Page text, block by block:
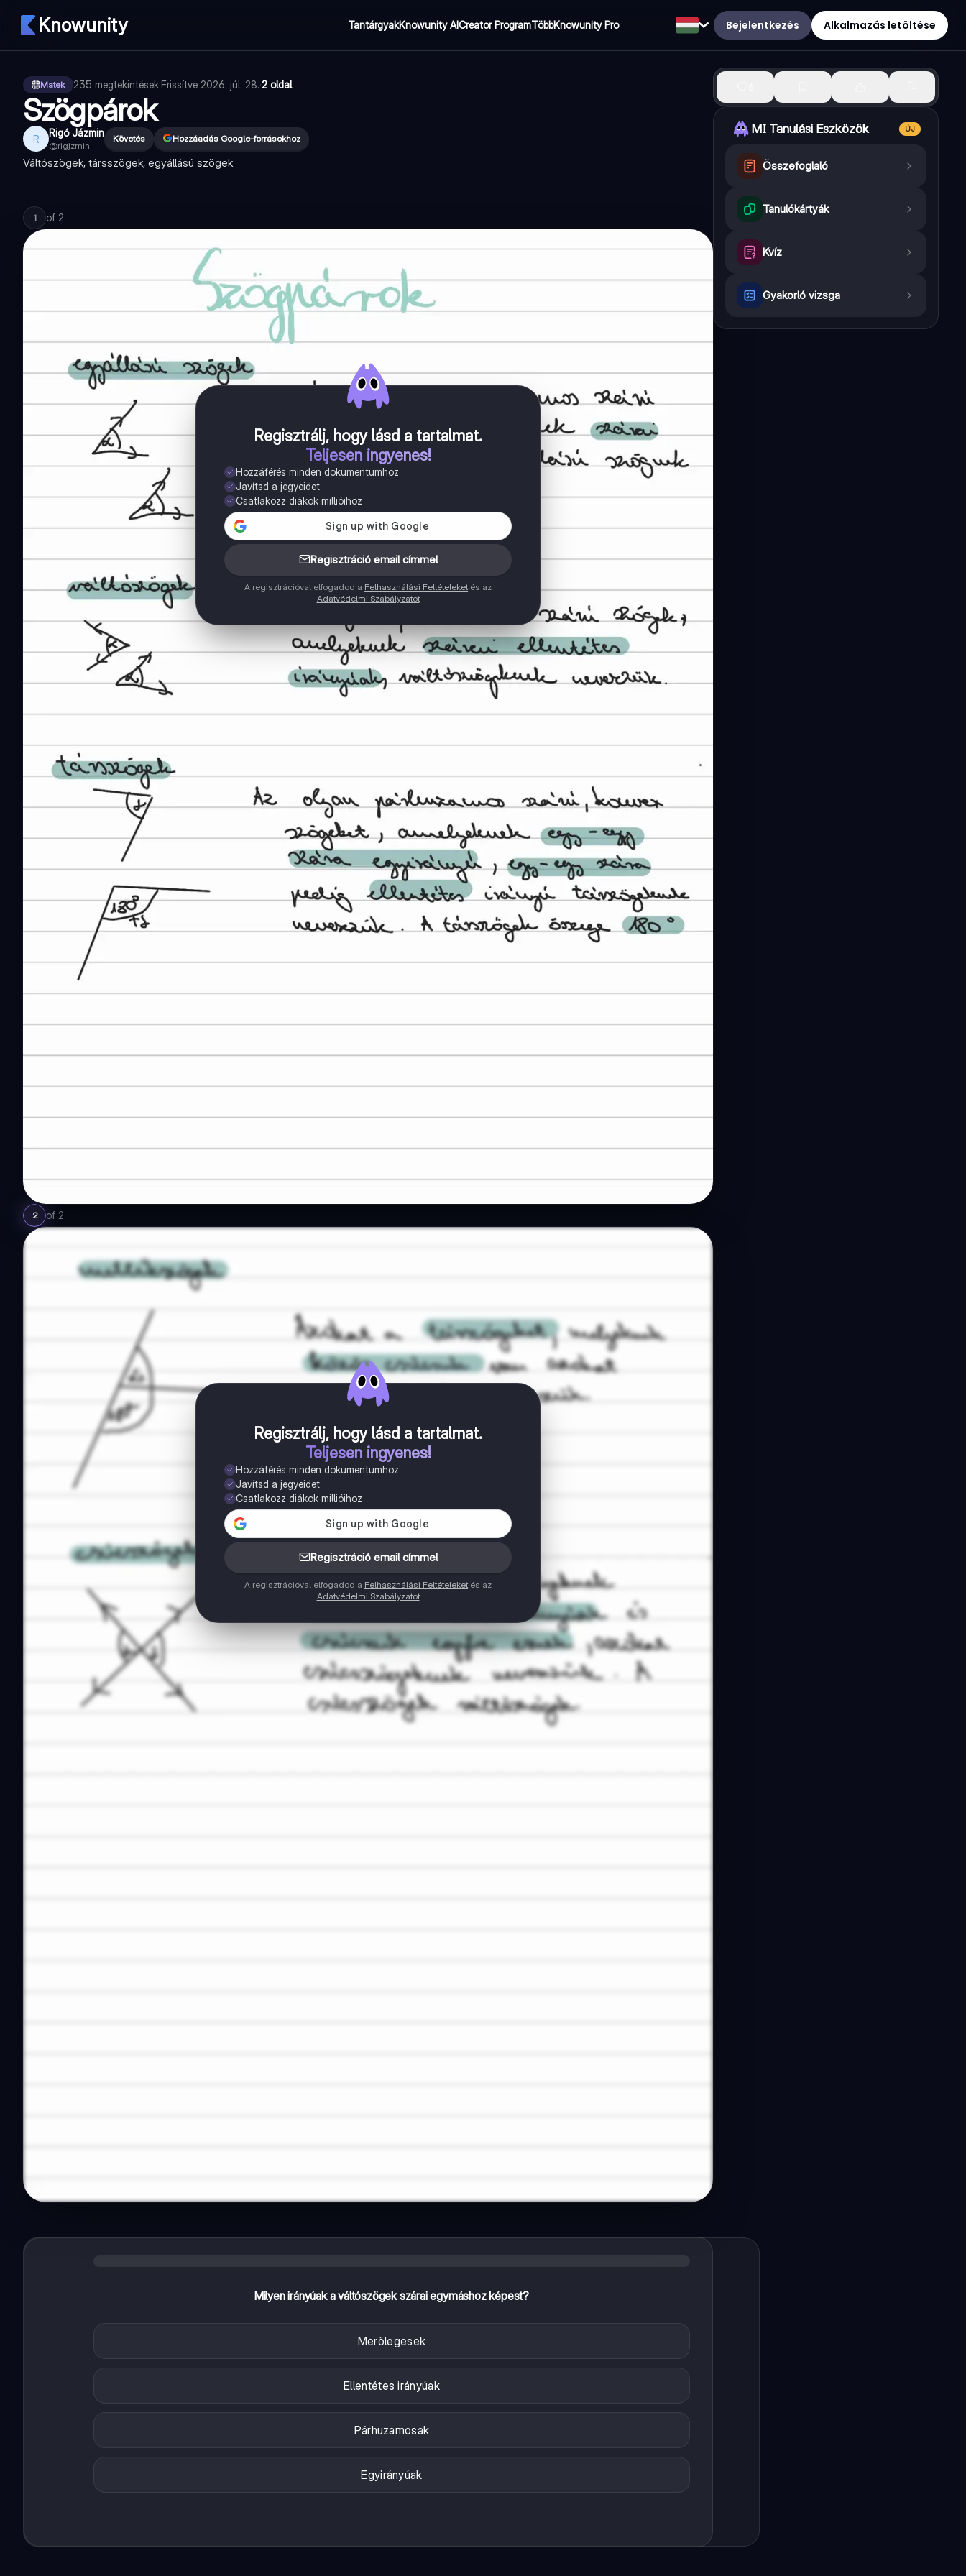
Knowunity TantárgyakKnowunity AICreator ProgramTöbbKnowunity Pro Bejelentkezés Alkalmazás letöltése
Matek 235 megtekintések·Frissítve 2026. júl. 28.·2 oldal
Szögpárok
R Rigó Jázmin
@rigjzmin
Követés Hozzáadás Google-forrásokhoz
Váltószögek, társszögek, egyállású szögek
1 of 2
Regisztrálj, hogy lásd a tartalmat.
Teljesen ingyenes!
Hozzáférés minden dokumentumhoz
Javítsd a jegyeidet
Csatlakozz diákok millióihoz
Regisztráció email címmel
A regisztrációval elfogadod a Felhasználási Feltételeket és az
Adatvédelmi Szabályzatot
2 of 2
Regisztrálj, hogy lásd a tartalmat.
Teljesen ingyenes!
Hozzáférés minden dokumentumhoz
Javítsd a jegyeidet
Csatlakozz diákok millióihoz
Regisztráció email címmel
A regisztrációval elfogadod a Felhasználási Feltételeket és az
Adatvédelmi Szabályzatot
Milyen irányúak a váltószögek szárai egymáshoz képest?
Merőlegesek
Ellentétes irányúak
Párhuzamosak
Egyirányúak
MI Tanulási Eszközök ÚJ
Összefoglaló
Tanulókártyák
Kvíz
Gyakorló vizsga